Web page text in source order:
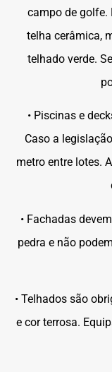
campo de golfe.
telha cerâmica,
telhado verde.
• Piscinas e
Caso a
metro entre lotes.
• Fachadas
pedra e não
• Telhados são
e cor terrosa.